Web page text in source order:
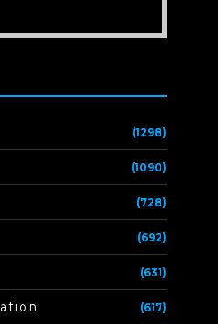
(1298)
(1090)
(728)
(692)
(631)
(617)